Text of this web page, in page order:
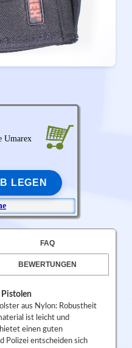
Umarex
LEGEN
FAQ
BEWERTUNGEN
aus Nylon: Robustheit
ist leicht und
einen guten
Polizei entscheiden sich